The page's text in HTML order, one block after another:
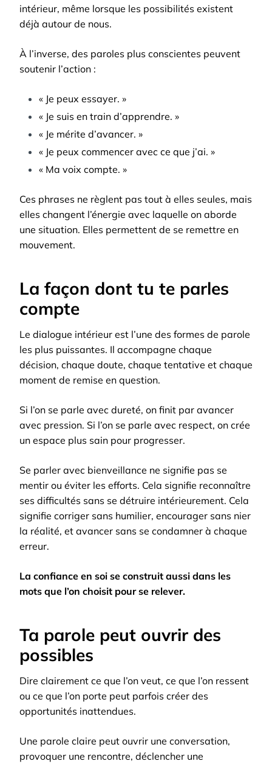
intérieur, même lorsque les possibilités existent
déjà autour de nous.
À l’inverse, des paroles plus conscientes peuvent
soutenir l’action :
« Je peux essayer. »
« Je suis en train d’apprendre. »
« Je mérite d’avancer. »
« Je peux commencer avec ce que j’ai. »
« Ma voix compte. »
Ces phrases ne règlent pas tout à elles seules, mais
elles changent l’énergie avec laquelle on aborde
une situation. Elles permettent de se remettre en
mouvement.
La façon dont tu te parles
compte
Le dialogue intérieur est l’une des formes de parole
les plus puissantes. Il accompagne chaque
décision, chaque doute, chaque tentative et chaque
moment de remise en question.
Si l’on se parle avec dureté, on finit par avancer
avec pression. Si l’on se parle avec respect, on crée
un espace plus sain pour progresser.
Se parler avec bienveillance ne signifie pas se
mentir ou éviter les efforts. Cela signifie reconnaître
ses difficultés sans se détruire intérieurement. Cela
signifie corriger sans humilier, encourager sans nier
la réalité, et avancer sans se condamner à chaque
erreur.
La confiance en soi se construit aussi dans les
mots que l’on choisit pour se relever.
Ta parole peut ouvrir des
possibles
Dire clairement ce que l’on veut, ce que l’on ressent
ou ce que l’on porte peut parfois créer des
opportunités inattendues.
Une parole claire peut ouvrir une conversation,
provoquer une rencontre, déclencher une